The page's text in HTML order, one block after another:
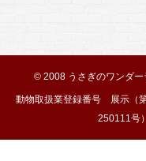
© 2008 うさぎのワンダ
動物取扱業登録番号 展示（
250111号